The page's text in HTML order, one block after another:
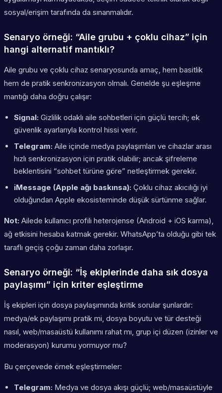
sosyal/erişim tarafında da sınanmalıdır.
Senaryo örneği: “Aile grubu + çoklu cihaz” için
hangi alternatif mantıklı?
Aile grubu ve çoklu cihaz senaryosunda amaç, hem basitlik
hem de pratik senkronizasyon olmalı. Genelde şu eşleşme
mantığı daha doğru çalışır:
Signal: Gizlilik odaklı aile sohbetleri için güçlü tercih; ek
güvenlik ayarlarıyla kontrol hissi verir.
Telegram: Aile içinde medya paylaşımları ve cihazlar arası
hızlı senkronizasyon için pratik olabilir; ancak şifreleme
beklentisini “sohbet türüne göre” netleştirmek gerekir.
iMessage (Apple ağı baskınsa): Çoklu cihaz akıcılığı iyi
olduğundan Apple ekosisteminde düşük sürtünme sağlar.
Not: Ailede kullanıcı profili heterojense (Android + iOS karma),
ağ etkisini hesaba katmak gerekir. WhatsApp’ta olduğu gibi tek
taraflı geçiş çoğu zaman daha zorlaşır.
Senaryo örneği: “İş ekiplerinde daha sık dosya
paylaşımı” için kriter eşleştirme
İş ekipleri için dosya paylaşımında kritik sorular şunlardır:
medya/ek paylaşımı pratik mi, dosya boyutu ve tür desteği
nasıl, web/masaüstü kullanımı rahat mı, grup içi düzen (izinler ve
moderasyon) kurumu yormuyor mu?
Bu çerçevede örnek eşleştirmeler:
Telegram: Medya ve dosya akışı güçlü; web/masaüstüyle